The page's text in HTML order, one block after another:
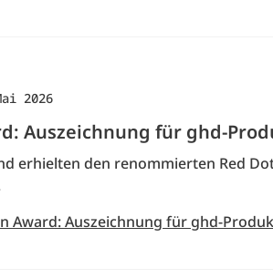
2026
Auszeichnung für ghd-
erhielten den renommierten Red
Award: Auszeichnung für ghd-